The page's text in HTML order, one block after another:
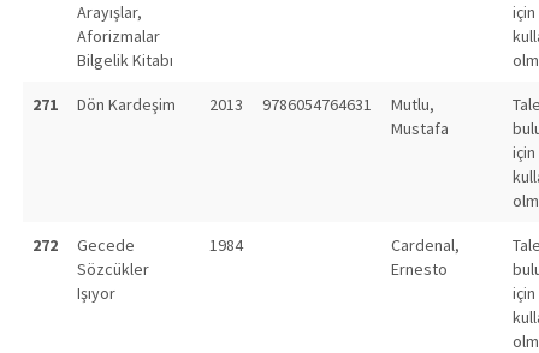
Arayışlar,
Aforizmalar
Bilgelik Kitabı
için
271 Dön Kardeşim 2013 9786054764631
Mutlu,
Mustafa
için
272
Gecede
Sözcükler
Işıyor
1984
Cardenal,
Ernesto
için